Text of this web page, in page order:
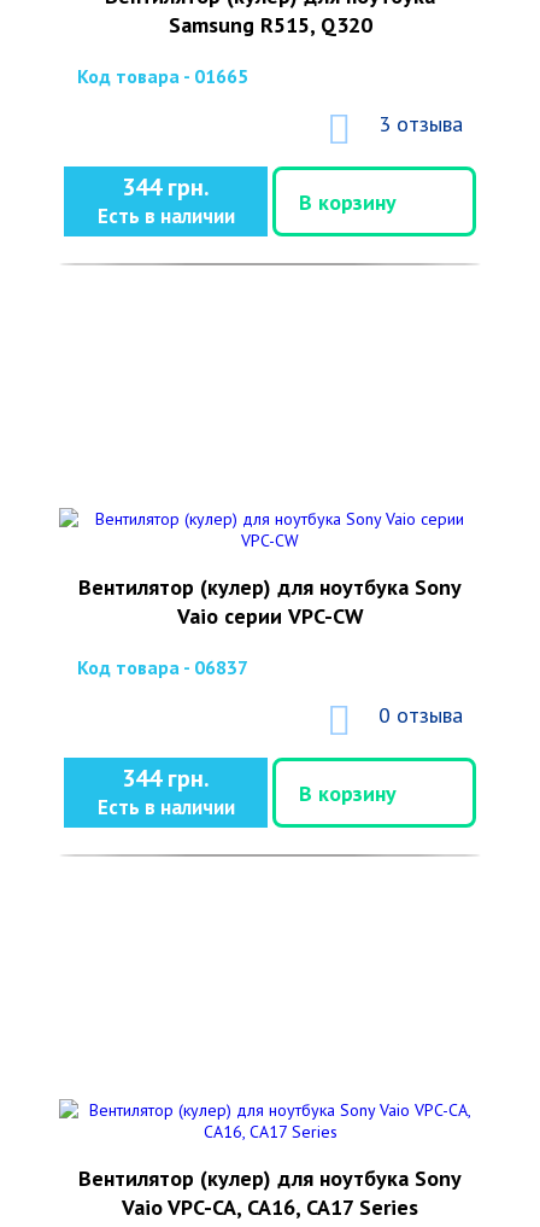
Samsung R515, Q320
Код товара - 01665
3 отзыва
344 грн.
Есть в наличии
В корзину
Вентилятор (кулер) для ноутбука Sony
Vaio серии VPC-CW
Код товара - 06837
0 отзыва
344 грн.
Есть в наличии
В корзину
Вентилятор (кулер) для ноутбука Sony
Vaio VPC-CA, CA16, CA17 Series